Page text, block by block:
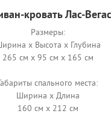
кровать Лас-
Размеры:
x Высота x Глубина
265 см x 95 см x 165 см
спального места:
Ширина x Длина
160 см x 212 см